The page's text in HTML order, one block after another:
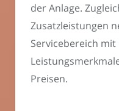
der Anlage.
Zusatzleistungen
Servicebereich
Preisen.